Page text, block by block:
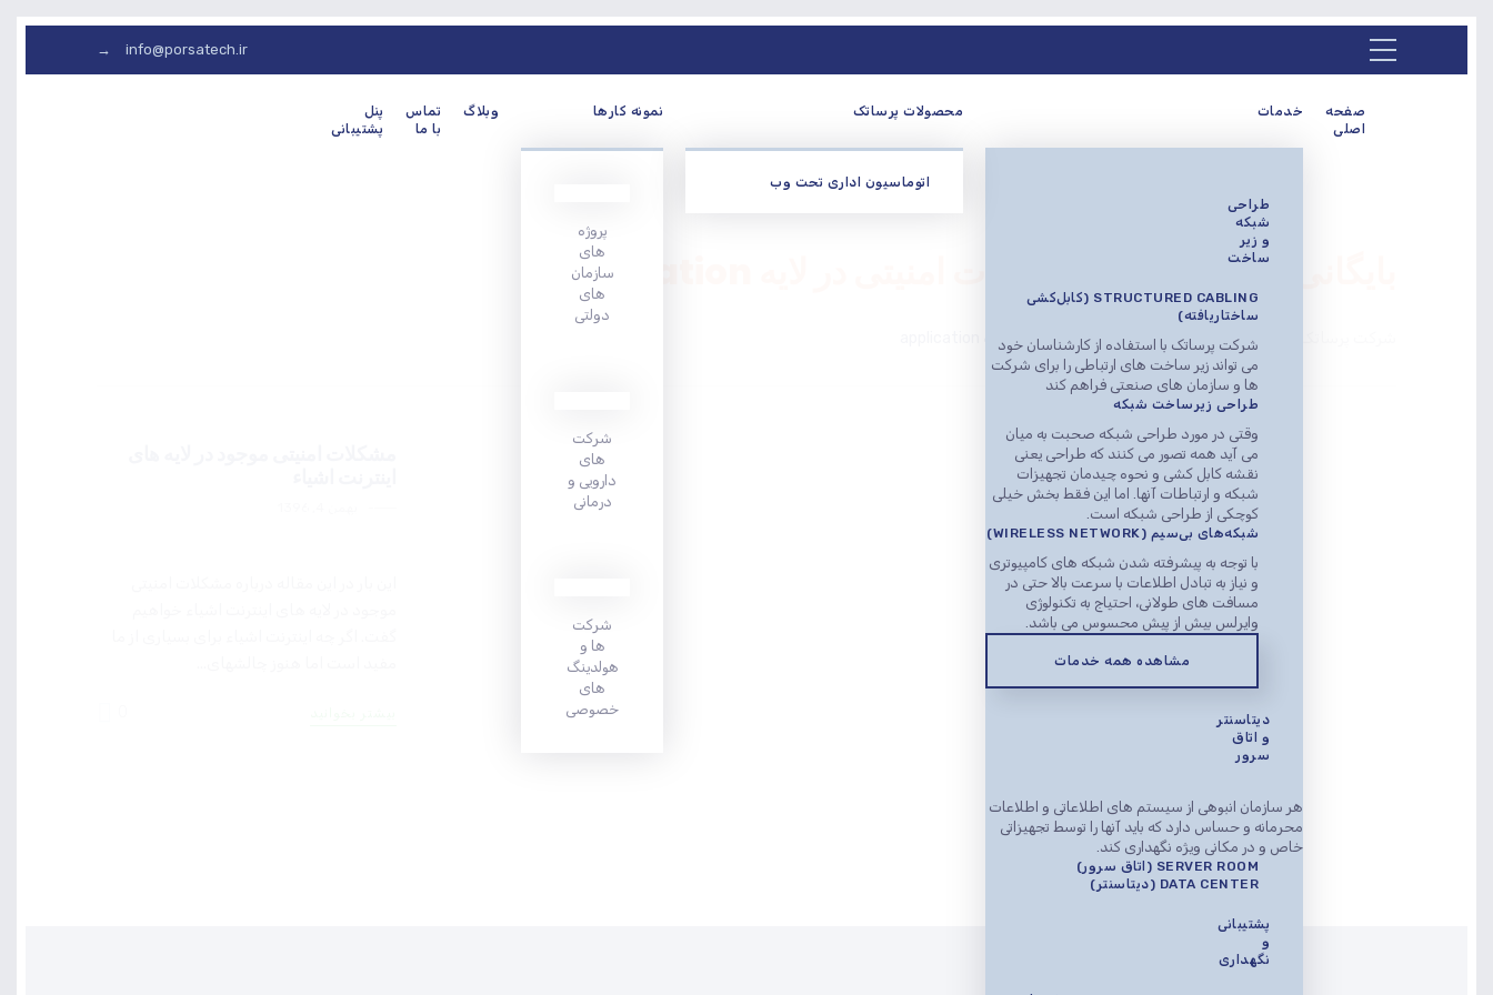
info@porsatech.ir →
صفحه
اصلی
خدمات
طراحی
شبکه
و زیر
ساخت
STRUCTURED CABLING (کابل‌کشی
ساختاریافته)
شرکت پرساتک با استفاده از کارشناسان خود
می تواند زیر ساخت های ارتباطی را برای شرکت
ها و سازمان های صنعتی فراهم کند
طراحی زیرساخت شبکه
وقتی در مورد طراحی شبکه صحبت به میان
می آید همه تصور می کنند که طراحی یعنی
نقشه کابل کشی و نحوه چیدمان تجهیزات
شبکه و ارتباطات آنها. اما این فقط بخش خیلی
کوچکی از طراحی شبکه است.
شبکه‌های بی‌سیم (WIRELESS NETWORK)
با توجه به پیشرفته شدن شبکه های کامپیوتری
و نیاز به تبادل اطلاعات با سرعت بالا حتی در
مسافت های طولانی، احتیاج به تکنولوژی
وایرلس بیش از پیش محسوس می باشد.
مشاهده همه خدمات
دیتاسنتر
و اتاق
سرور
هر سازمان انبوهی از سیستم های اطلاعاتی و اطلاعات
محرمانه و حساس دارد که باید آنها را توسط تجهیزاتی
خاص و در مکانی ویژه نگهداری کند.
SERVER ROOM (اتاق سرور)
DATA CENTER (دیتاسنتر)
پشتیبانی
و
نگهداری
محصولات پرساتک
اتوماسیون اداری تحت وب
نمونه کارها
پروژه
های
سازمان
های
دولتی
شرکت
های
دارویی و
درمانی
شرکت
ها و
هولدینگ
های
خصوصی
وبلاگ
تماس
با ما
پنل
پشتیبانی
بایگانی برای برچسب: مشکلات امنیتی در لایه application
وبلاگ و اخبار > مشکلات امنیتی در لایه application